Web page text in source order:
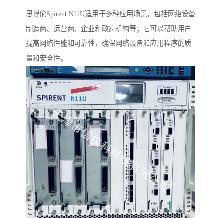
思博伦Spirent N11U适用于多种应用场景，包括网络设备
制造商、运营商、企业和政府机构等；它可以帮助用户
提高网络性能和可靠性，确保网络设备和应用程序的质
量和安全性。